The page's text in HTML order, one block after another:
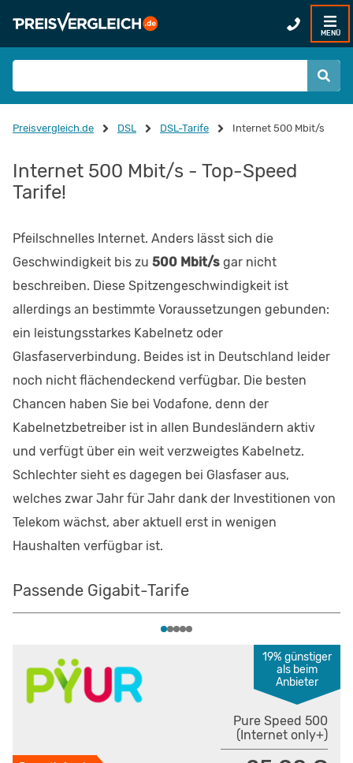
MENÜ
Preisvergleich.de DSL DSL-Tarife Internet 500 Mbit/s
Internet 500 Mbit/s - Top-Speed
Tarife!
Pfeilschnelles Internet. Anders lässt sich die
Geschwindigkeit bis zu 500 Mbit/s gar nicht
beschreiben. Diese Spitzengeschwindigkeit ist
allerdings an bestimmte Voraussetzungen gebunden:
ein leistungsstarkes Kabelnetz oder
Glasfaserverbindung. Beides ist in Deutschland leider
noch nicht flächendeckend verfügbar. Die besten
Chancen haben Sie bei Vodafone, denn der
Kabelnetzbetreiber ist in allen Bundesländern aktiv
und verfügt über ein weit verzweigtes Kabelnetz.
Schlechter sieht es dagegen bei Glasfaser aus,
welches zwar Jahr für Jahr dank der Investitionen von
Telekom wächst, aber aktuell erst in wenigen
Haushalten verfügbar ist.
Passende Gigabit-Tarife
19% günstiger
als beim
Anbieter
Pure Speed 500
(Internet only+)